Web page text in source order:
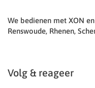
We bedienen met XON
Renswoude, Rhenen,
Volg & reageer